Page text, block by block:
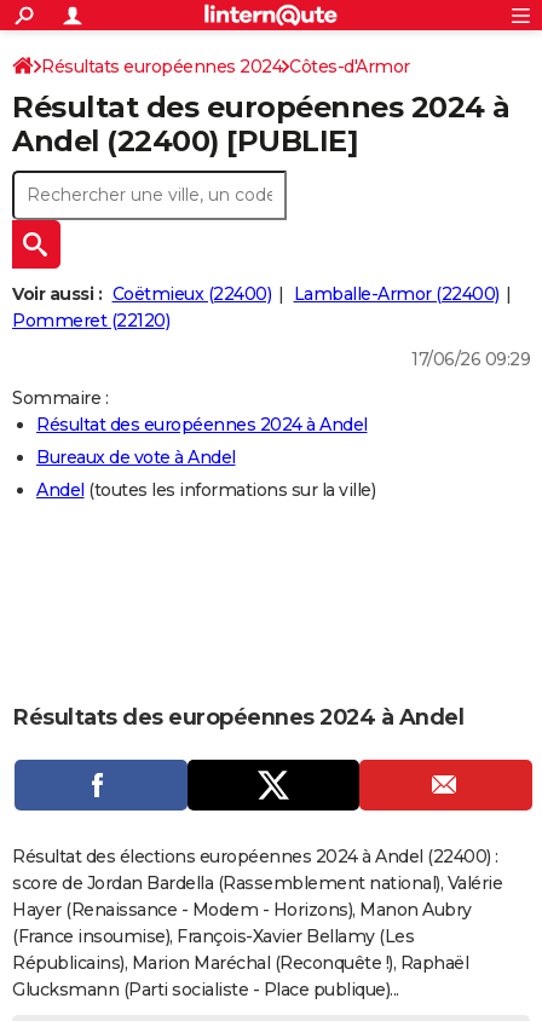
ACTUALITÉS
Politique
Société
Faits Divers
Education
Monde
Villes
+
SPORT
Coupe du monde 2026
Football
Tennis
Cyclisme
Rugby
Forum
CULTURE
Programme TV
TNT
Streaming
Cinéma
Sorties cinéma
Musique
+
FINANCE
Retraite
Impôts
Epargne
Immobilier
Risques naturels par ville
Banque
Assurance
Crédit
AUTO
Essais
Réserver un essai
Citadines
Berlines
SUV
Forum auto
+
HIGH-TECH
Mobiles
Meilleur smartphone
Internet
Ordinateurs
Jeux vidéo
Guide high-tech
+
BRICOLAGE
Guides de France
Escapades
Patrimoine
Expositions
Musées
Week-end nature
LIFESTYLE
Art de vivre
Bien-être
Loisirs
Mode
Modes de vie
CARTE DE VOEUX
Carte de Noël
Carte Bonne année
Carte Saint-Valentin
Carte Pâques
Carte d'anniversaire
DICTIONNAIRE
Dictionnaire
Biographies
Citations
Expressions
Proverbes
PROGRAMME TV
COPAINS D'AVANT
S'inscrire
Se connecter
Lycées
Collèges
Primaires
Universités
Entreprises
Service militaire
Avis de recherche
AVIS DE DÉCÈS
FORUM
S'inscrire
Connexion
Résultats européennes 2024 Côtes-d'Armor
Résultat des européennes 2024 à
Andel (22400) [PUBLIE]
Voir aussi : Coëtmieux (22400)
Lamballe-Armor (22400)
Pommeret (22120)
17/06/26 09:29
Sommaire :
Résultat des européennes 2024 à Andel
Bureaux de vote à Andel
Andel (toutes les informations sur la ville)
Résultats des européennes 2024 à Andel
Résultat des élections européennes 2024 à Andel (22400) :
score de Jordan Bardella (Rassemblement national), Valérie
Hayer (Renaissance - Modem - Horizons), Manon Aubry
(France insoumise), François-Xavier Bellamy (Les
Républicains), Marion Maréchal (Reconquête !), Raphaël
Glucksmann (Parti socialiste - Place publique)...